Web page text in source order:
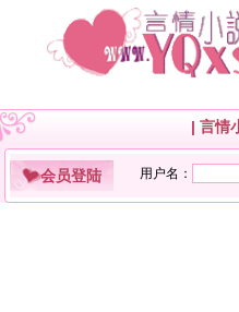
| 言情
会员登陆